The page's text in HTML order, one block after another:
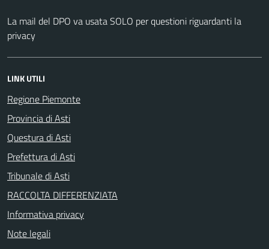
La mail del DPO va usata SOLO per questioni riguardanti la
privacy
LINK UTILI
Regione Piemonte
Provincia di Asti
Questura di Asti
Prefettura di Asti
Tribunale di Asti
RACCOLTA DIFFERENZIATA
Informativa privacy
Note legali